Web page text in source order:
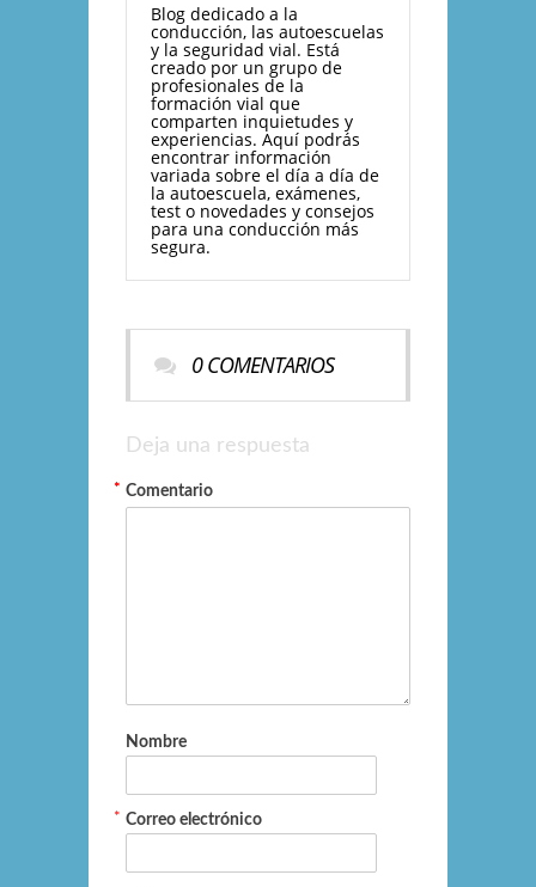
Blog dedicado a la
conducción, las autoescuelas
y la seguridad vial. Está
creado por un grupo de
profesionales de la
formación vial que
comparten inquietudes y
experiencias. Aquí­ podrás
encontrar información
variada sobre el dí­a a dí­a de
la autoescuela, exámenes,
test o novedades y consejos
para una conducción más
segura.
0 COMENTARIOS
Deja una respuesta
Comentario
*
Nombre
*
Correo electrónico
*